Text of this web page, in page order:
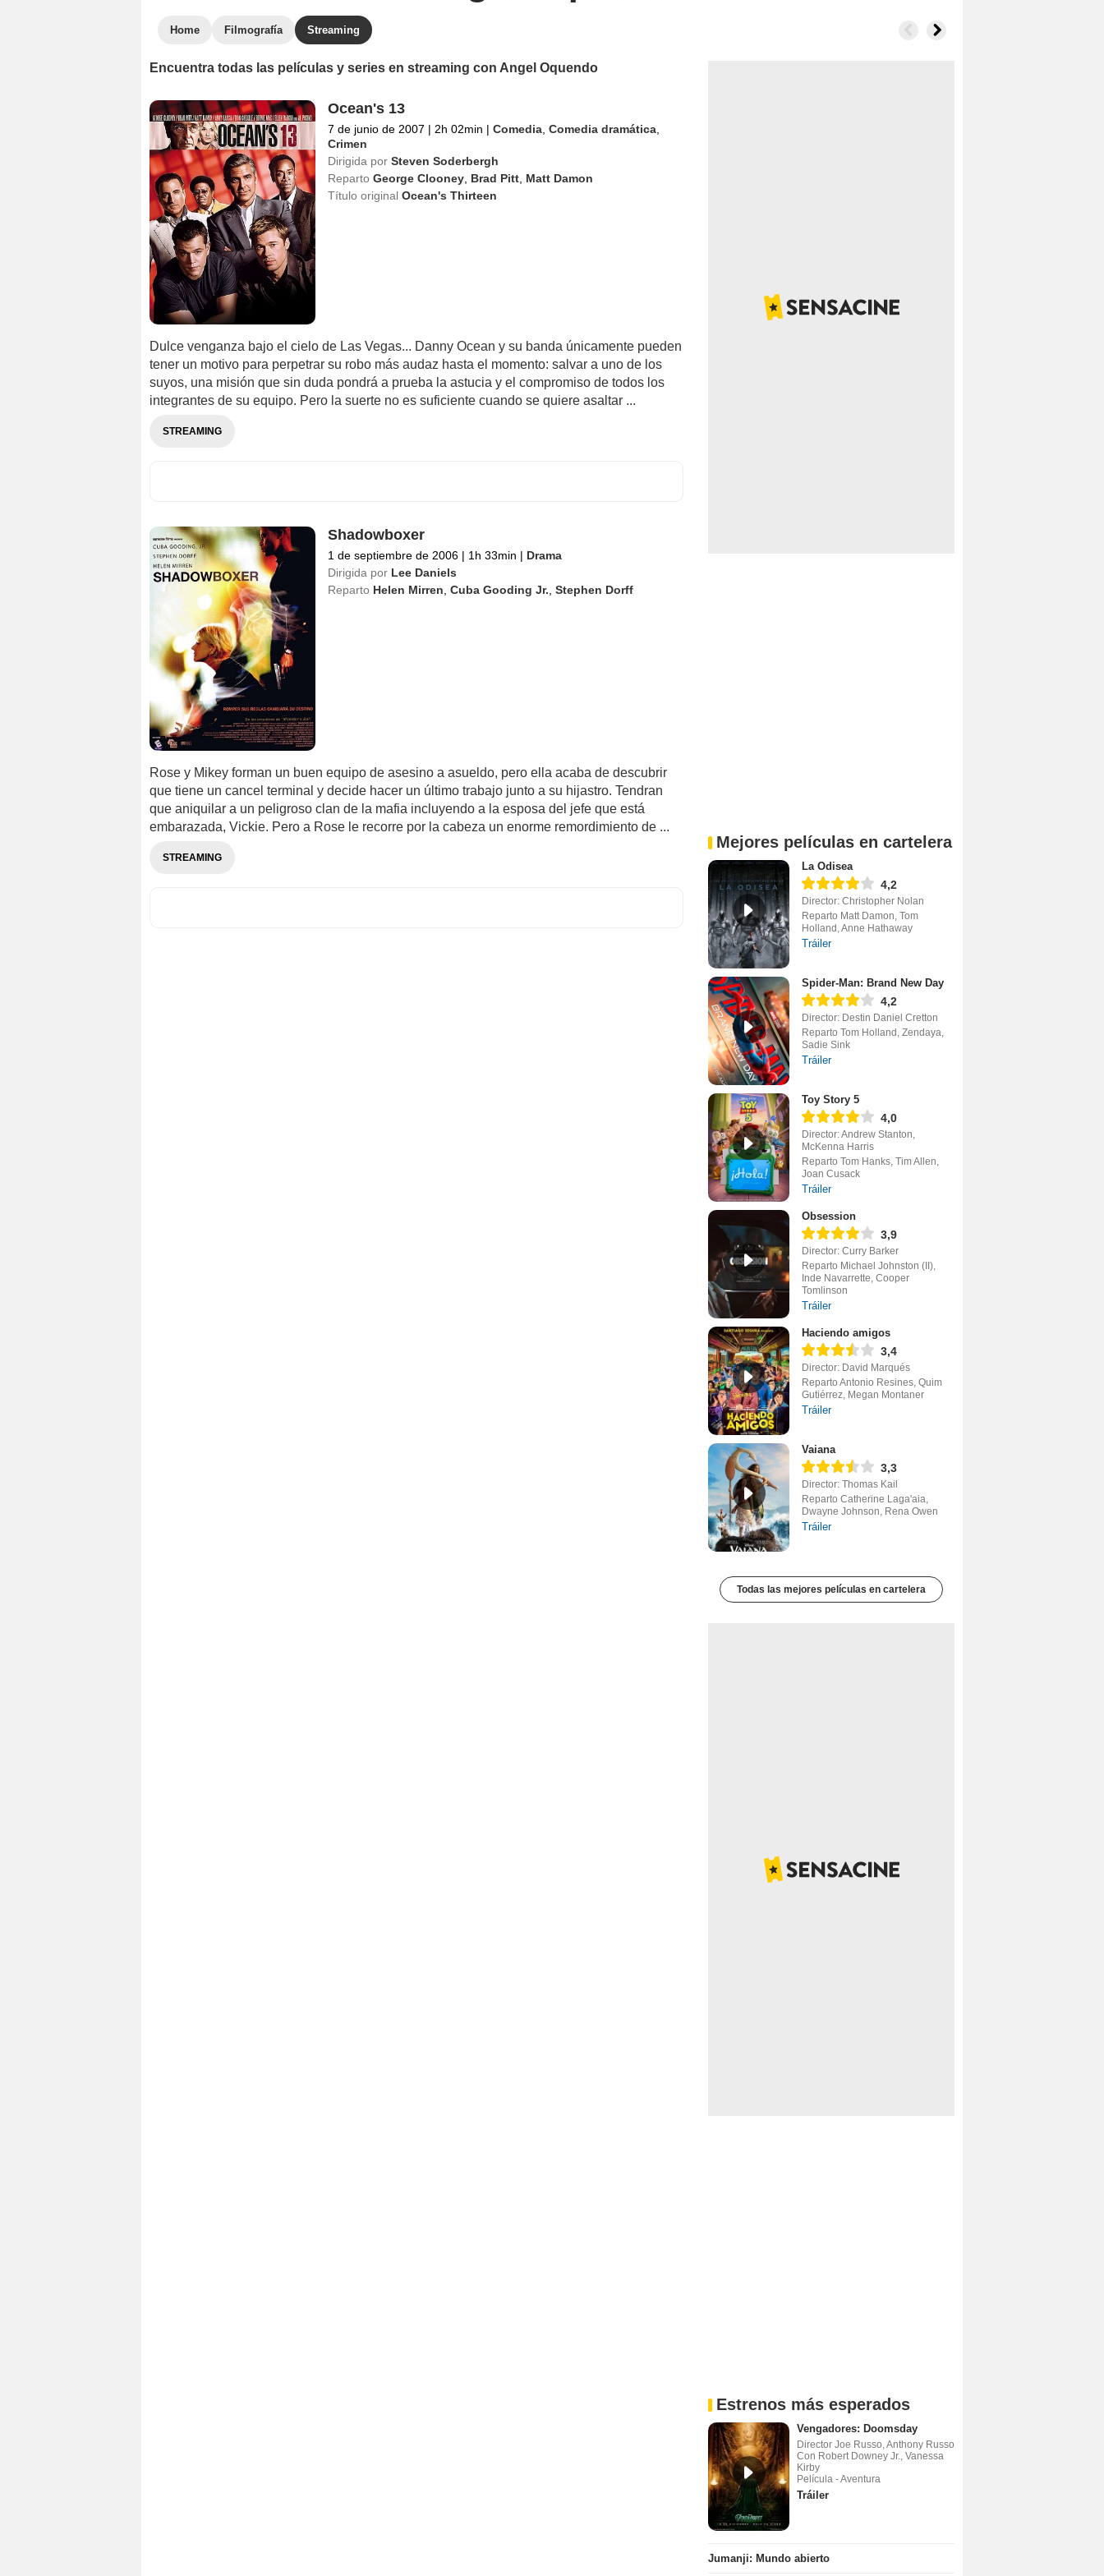
Home Filmografía Streaming
Encuentra todas las películas y series en streaming con Angel Oquendo
Ocean's 13
7 de junio de 2007 | 2h 02min | Comedia, Comedia dramática,
Crimen
Dirigida por Steven Soderbergh
Reparto George Clooney, Brad Pitt, Matt Damon
Título original Ocean's Thirteen
Dulce venganza bajo el cielo de Las Vegas... Danny Ocean y su banda únicamente pueden
tener un motivo para perpetrar su robo más audaz hasta el momento: salvar a uno de los
suyos, una misión que sin duda pondrá a prueba la astucia y el compromiso de todos los
integrantes de su equipo. Pero la suerte no es suficiente cuando se quiere asaltar ...
STREAMING
Shadowboxer
1 de septiembre de 2006 | 1h 33min | Drama
Dirigida por Lee Daniels
Reparto Helen Mirren Cuba Gooding Jr. Stephen Dorff
Rose y Mikey forman un buen equipo de asesino a asueldo, pero ella acaba de descubrir
que tiene un cancel terminal y decide hacer un último trabajo junto a su hijastro. Tendran
que aniquilar a un peligroso clan de la mafia incluyendo a la esposa del jefe que está
embarazada, Vickie. Pero a Rose le recorre por la cabeza un enorme remordimiento de ...
STREAMING
Mejores películas en cartelera
La Odisea
4,2
Director: Christopher Nolan
Reparto Matt Damon, Tom
Holland, Anne Hathaway
Tráiler
Spider-Man: Brand New Day
4,2
Director: Destin Daniel Cretton
Reparto Tom Holland, Zendaya,
Sadie Sink
Tráiler
Toy Story 5
4,0
Director: Andrew Stanton,
McKenna Harris
Reparto Tom Hanks, Tim Allen,
Joan Cusack
Tráiler
Obsession
3,9
Director: Curry Barker
Reparto Michael Johnston (II),
Inde Navarrette, Cooper
Tomlinson
Tráiler
Haciendo amigos
3,4
Director: David Marqués
Reparto Antonio Resines, Quim
Gutiérrez, Megan Montaner
Tráiler
Vaiana
3,3
Director: Thomas Kail
Reparto Catherine Laga'aia,
Dwayne Johnson, Rena Owen
Tráiler
Todas las mejores películas en cartelera
Estrenos más esperados
Vengadores: Doomsday
Director Joe Russo, Anthony Russo
Con Robert Downey Jr., Vanessa
Kirby
Película - Aventura
Tráiler
Jumanji: Mundo abierto